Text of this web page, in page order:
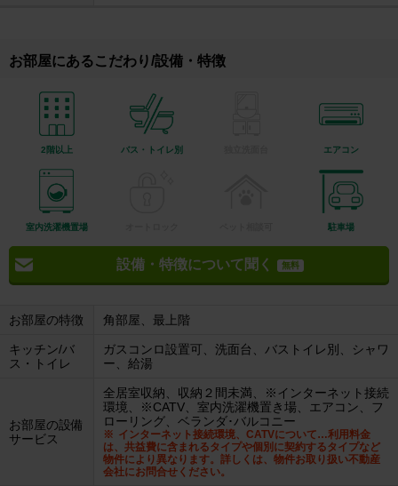
お部屋にあるこだわり/設備・特徴
2階以上 バス・トイレ別 エアコン
室内洗濯機置場 駐車場
設備・特徴について聞く 無料
お部屋の特徴 角部屋、最上階
キッチン/バ
ス・トイレ
ガスコンロ設置可、洗面台、バストイレ別、シャワ
ー、給湯
お部屋の設備
サービス
全居室収納、収納２間未満、※インターネット接続
環境、※CATV、室内洗濯機置き場、エアコン、フ
ローリング、ベランダ･バルコニー
インターネット接続環境、CATVについて…利用料金
は、共益費に含まれるタイプや個別に契約するタイプなど
物件により異なります。詳しくは、物件お取り扱い不動産
会社にお問合せください。